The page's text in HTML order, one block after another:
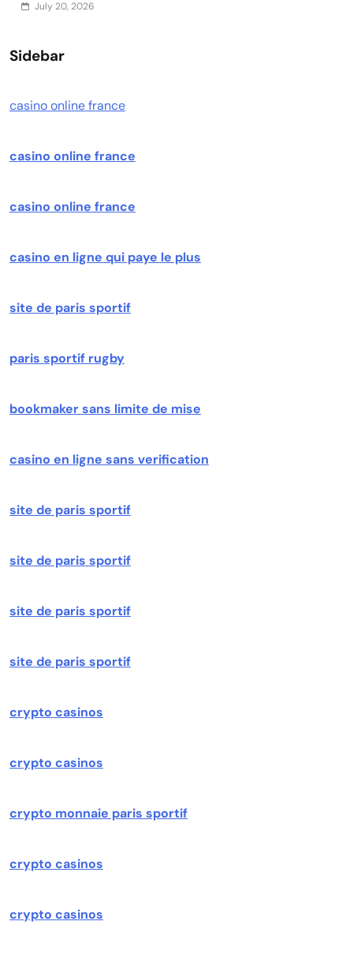
July 20, 2026
Sidebar
casino online france
casino online france
casino online france
casino en ligne qui paye le plus
site de paris sportif
paris sportif rugby
bookmaker sans limite de mise
casino en ligne sans verification
site de paris sportif
site de paris sportif
site de paris sportif
site de paris sportif
crypto casinos
crypto casinos
crypto monnaie paris sportif
crypto casinos
crypto casinos